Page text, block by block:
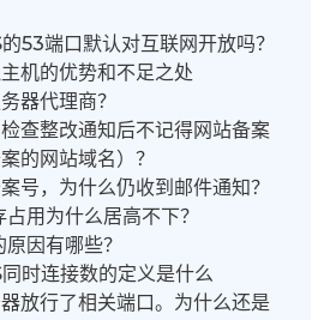
53端口默认对互联网开放吗？
机的优势和不足之处
器代理商？
查整改通知后不记得网站备案
的网站域名）？
号，为什么仍收到邮件通知？
用为什么居高不下？
因有哪些？
时连接数的定义是什么
放行了相关端口。为什么还是